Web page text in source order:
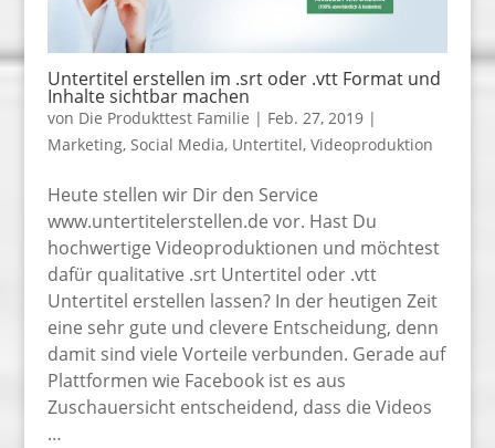
Untertitel erstellen im .srt oder .vtt Format und
Inhalte sichtbar machen
von Die Produkttest Familie | Feb. 27, 2019|
Marketing, Social Media, Untertitel, Videoproduktion
Heute stellen wir Dir den Service
www.untertitelerstellen.de vor. Hast Du
hochwertige Videoproduktionen und möchtest
dafür qualitative .srt Untertitel oder .vtt
Untertitel erstellen lassen? In der heutigen Zeit
eine sehr gute und clevere Entscheidung, denn
damit sind viele Vorteile verbunden. Gerade auf
Plattformen wie Facebook ist es aus
Zuschauersicht entscheidend, dass die Videos
…